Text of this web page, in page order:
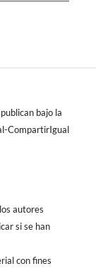
bajo la
CompartirIgual
autores
si se han
con fines